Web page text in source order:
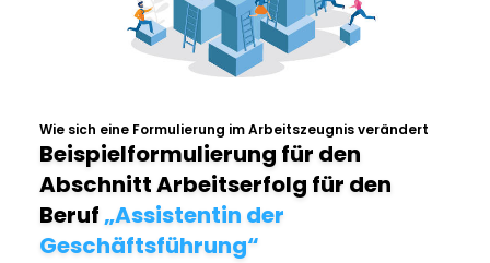
Wie sich eine Formulierung im Arbeitszeugnis verändert
Beispielformulierung für den
Abschnitt Arbeitserfolg für den
Beruf„Assistentin der
Geschäftsführung“